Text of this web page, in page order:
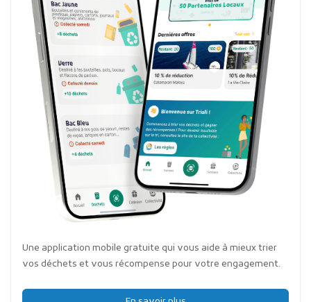
Une application mobile gratuite qui vous aide à mieux trier
vos déchets et vous récompense pour votre engagement.